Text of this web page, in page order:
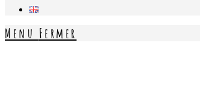
Menu Fermer